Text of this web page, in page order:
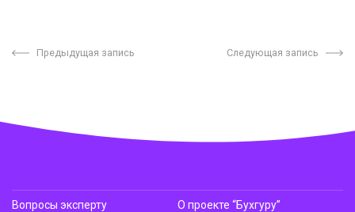
Предыдущая запись Следующая запись
Вопросы эксперту
О проекте “Бухгуру”